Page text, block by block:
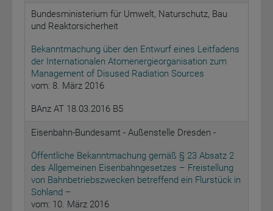
Bundesministerium für Umwelt, Naturschutz, Bau
und Reaktorsicherheit
Bekanntmachung über den Entwurf eines Leitfadens
der Internationalen Atomenergieorganisation zum
Management of Disused Radiation Sources
vom: 8. März 2016
BAnz AT 18.03.2016 B5
Eisenbahn-Bundesamt - Außenstelle Dresden -
Öffentliche Bekanntmachung gemäß § 23 Absatz 2
des Allgemeinen Eisenbahngesetzes – Freistellung
von Bahnbetriebszwecken betreffend ein Flurstück in
Sohland –
vom: 10. März 2016